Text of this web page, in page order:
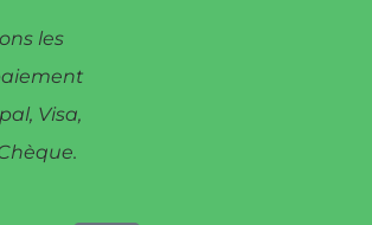
les
Visa,